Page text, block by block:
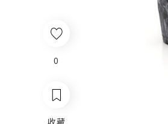
0
收藏